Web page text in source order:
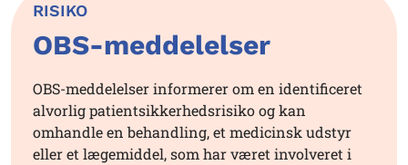
RISIKO
OBS-meddelelser
OBS-meddelelser informerer om en identificeret
alvorlig patientsikkerhedsrisiko og kan
omhandle en behandling, et medicinsk udstyr
eller et lægemiddel, som har været involveret i